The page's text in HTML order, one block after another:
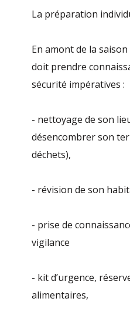
La préparation
En amont de la
doit prendre
sécurité impératives :
- nettoyage de son
désencombrer son
déchets),
- révision de son
- prise de
vigilance
- kit d’urgence,
alimentaires,